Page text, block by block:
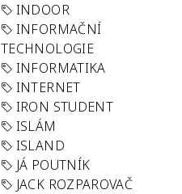
INDOOR
INFORMAČNÍ
TECHNOLOGIE
INFORMATIKA
INTERNET
IRON STUDENT
ISLÁM
ISLAND
JÁ POUTNÍK
JACK ROZPAROVAČ